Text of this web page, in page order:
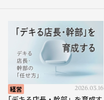
経営 2026.03.16